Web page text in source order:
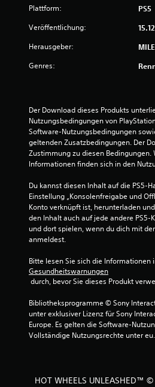
Plattform: PS5
Veröffentlichung:
Herausgeber:
Genres:
Der Download dieses Produkts
Nutzungsbedingungen von
Software-Nutzungsbedingungen
geltenden Zusatzbedingungen. Der
Zustimmung zu diesen Bedingungen.
Informationen finden sich in den
Du kannst diesen Inhalt auf die PS5-
Einstellung „Konsolenfreigabe und
Konto verknüpft ist, herunterladen
den Inhalt auch auf jede andere PS5-
und dort spielen, wenn du dich mit
anmeldest.
Bitte lesen Sie sich die Informationen
Gesundheitswarnungen
durch, bevor Sie dieses Produkt
Bibliotheksprogramme © Sony
unter exklusiver Lizenz für Sony
Europe. Es gelten die Software-
Vollständige Nutzungsrechte unter
HOT WHEELS UNLEASHED™